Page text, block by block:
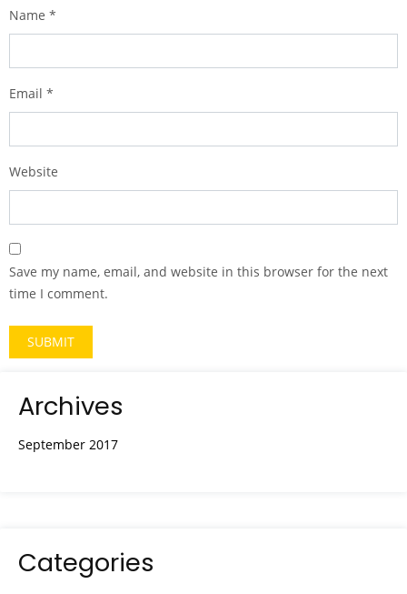
Name *
Email *
Website
Save my name, email, and website in this browser for the next
time I comment.
Archives
September 2017
Categories